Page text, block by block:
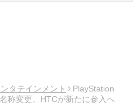
タテインメント
PlayStation
称変更。HTCが新たに参入へ